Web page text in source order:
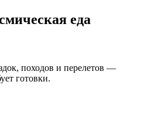
еда
походов и перелетов —
готовки.